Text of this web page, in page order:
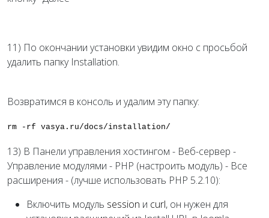
11) По окончании установки увидим окно с просьбой
удалить папку Installation.
Возвратимся в консоль и удалим эту папку:
rm -rf vasya.ru/docs/installation/
13) В Панели управления хостингом - Веб-сервер -
Управление модулями - PHP (настроить модуль) - Все
расширения - (лучше использовать PHP 5.2.10):
Включить модуль session и curl, он нужен для